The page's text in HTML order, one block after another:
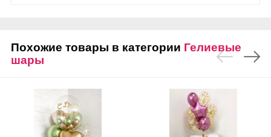
Похожие товары в категории Гелиевые
шары